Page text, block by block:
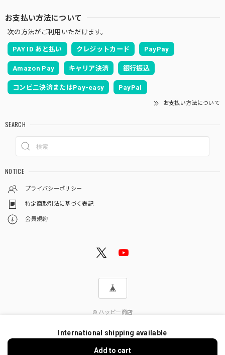
お支払い方法について
次の方法がご利用いただけます。
PAY ID あと払い クレジットカード PayPay
Amazon Pay キャリア決済 銀行振込
コンビニ決済またはPay-easy PayPal
お支払い方法について
SEARCH
NOTICE
プライバシーポリシー
特定商取引法に基づく表記
会員規約
© ハッピー商店
International shipping available
Add to cart